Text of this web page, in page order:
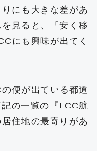
にも大きな差があ
見ると、「安く移
にも興味が出てく
便が出ている都道
の一覧の『LCC航
住地の最寄りがあ